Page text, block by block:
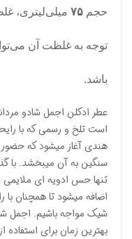
حجم ۷۵ میلی‌لیتری،
توجه به غلظت آن
باشد.
است تلخ و رسمی که با
هندی آغاز میشود که
سنگین به آن میبخشد. با
تنها حس ادویه ای
اضافه میشود تا همچنان
شیک مواجه باشیم. اجمل
بهترین زمان برای